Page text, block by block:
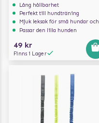
Lång hållbarhet
Perfekt till hundträning
Mjuk leksak för små hundar och valpar.
Passar den lilla hunden
49 kr
Finns i Lager